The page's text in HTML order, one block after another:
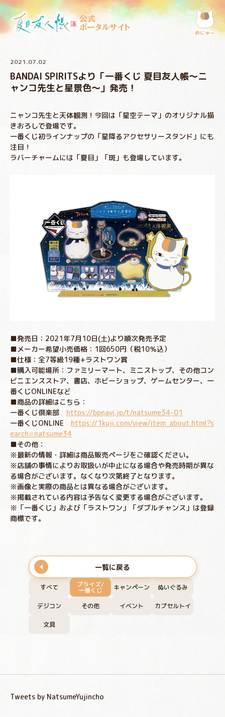
公式
ポータルサイト
めにゅ〜
すべて プライズ/
一番くじ キャンペーン ぬいぐるみ
デジコン その他 イベント カプセルトイ
文具
2021.07.02
BANDAI SPIRITSより「一番くじ 夏目友人帳～ニ
ャンコ先生と星景色～」発売！
ニャンコ先生と天体観測！今回は「星空テーマ」のオリジナル描
きおろしで登場です。
一番くじ初ラインナップの「星降るアクセサリースタンド」にも
注目！
ラバーチャームには「夏目」「斑」も登場しています。
■発売日：2021年7月10日(土)より順次発売予定
■メーカー希望小売価格：1回650円（税10％込）
■仕様：全7等級19種+ラストワン賞
■購入可能場所：ファミリーマート、ミニストップ、その他コン
ビニエンスストア、書店、ホビーショップ、ゲームセンター、一
番くじONLINEなど
■商品の詳細はこちら：
一番くじ倶楽部 https://bpnavi.jp/t/natsume34-01
一番くじONLINE https://1kuji.com/view/item_about.html?s
earch=natsume34
■その他：
※最新の情報・詳細は商品販売ページをご確認ください。
※店舗の事情によりお取扱いが中止になる場合や発売時期が異な
る場合がございます。なくなり次第終了となります。
※画像と実際の商品とは異なる場合がございます。
※掲載されている内容は予告なく変更する場合がございます。
※「一番くじ」および「ラストワン」「ダブルチャンス」は登録
商標です。
一覧に戻る
Tweets by NatsumeYujincho